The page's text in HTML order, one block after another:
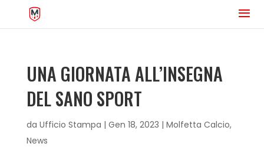
UNA GIORNATA ALL’INSEGNA
DEL SANO SPORT
da Ufficio Stampa | Gen 18, 2023 | Molfetta Calcio,
News